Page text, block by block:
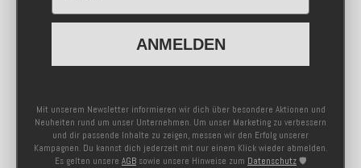
ANMELDEN
Mit unserem Newsletter informieren wir dich über besondere Aktionen und
Neuheiten rund um unser Unternehmen. Um unser Marketing zu verbessern
und dir passende Inhalte zu zeigen, messen wir den Erfolg unserer
Kampagnen. Du kannst dich jederzeit mit nur einem Klick wieder abmelden.
Es gelten unsere AGB sowie unsere Hinweise zum Datenschutz 🛡️